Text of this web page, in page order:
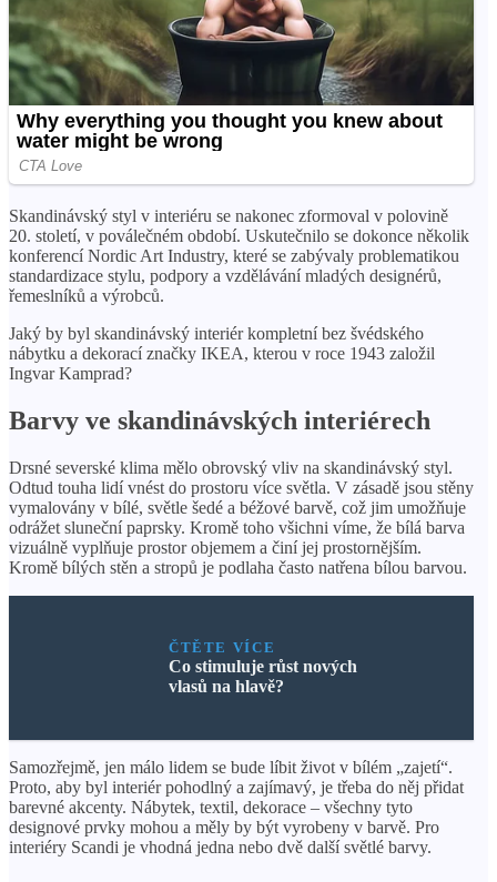
Skandinávský styl v interiéru se nakonec zformoval v polovině
20. století, v poválečném období. Uskutečnilo se dokonce několik
konferencí Nordic Art Industry, které se zabývaly problematikou
standardizace stylu, podpory a vzdělávání mladých designérů,
řemeslníků a výrobců.
Jaký by byl skandinávský interiér kompletní bez švédského
nábytku a dekorací značky IKEA, kterou v roce 1943 založil
Ingvar Kamprad?
Barvy ve skandinávských interiérech
Drsné severské klima mělo obrovský vliv na skandinávský styl.
Odtud touha lidí vnést do prostoru více světla. V zásadě jsou stěny
vymalovány v bílé, světle šedé a béžové barvě, což jim umožňuje
odrážet sluneční paprsky. Kromě toho všichni víme, že bílá barva
vizuálně vyplňuje prostor objemem a činí jej prostornějším.
Kromě bílých stěn a stropů je podlaha často natřena bílou barvou.
ČTĚTE VÍCE
Co stimuluje růst nových
vlasů na hlavě?
Samozřejmě, jen málo lidem se bude líbit život v bílém „zajetí“.
Proto, aby byl interiér pohodlný a zajímavý, je třeba do něj přidat
barevné akcenty. Nábytek, textil, dekorace – všechny tyto
designové prvky mohou a měly by být vyrobeny v barvě. Pro
interiéry Scandi je vhodná jedna nebo dvě další světlé barvy.